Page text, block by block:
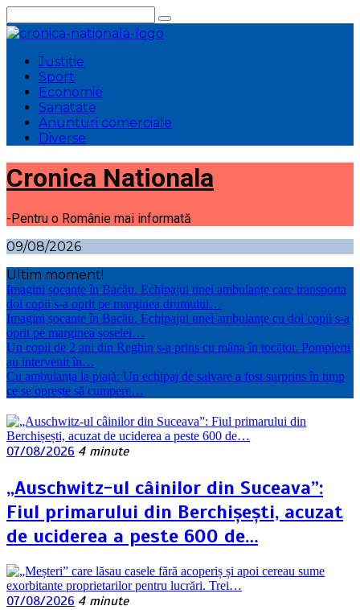
la
conținut
Justitie
Sport
Economie
Sanatate
Anunturi comerciale
Diverse
Cronica Nationala
-Pentru o Românie mai informată
09/08/2026
Ultim moment!
Imagini șocante în Bacău. Echipajul unei ambulanțe care transporta
doi copii s-a oprit pe marginea drumului…
Imagini șocante în Bacău. Echipajul unei ambulanțe cu doi copii s-a
oprit pe marginea șoselei…
Un copil de 2 ani din Reghin s-a prins cu mâna în tocător. Pompierii
au intervenit în…
Cu ambulanța la piață: Un echipaj de salvare a fost surprins în timp
ce se oprește să cumpere…
07/08/2026 4 minute
„Auschwitz-ul câinilor din Suceava”:
Fiul primarului din Berchișești, acuzat
de uciderea a peste 600 de…
07/08/2026 4 minute